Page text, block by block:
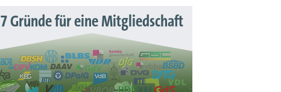
7 Gründe für eine Mitgliedschaft